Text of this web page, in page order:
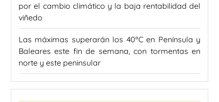
por el cambio climático y la baja rentabilidad del
viñedo
Las máximas superarán los 40ºC en Península y
Baleares este fin de semana, con tormentas en
norte y este peninsular